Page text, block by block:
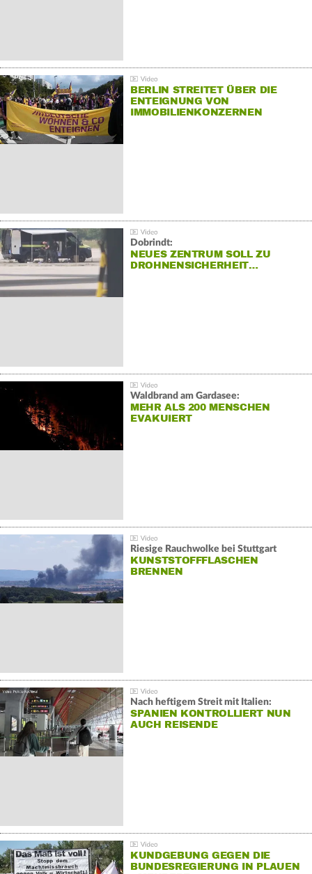
BERLIN STREITET ÜBER DIE
ENTEIGNUNG VON
IMMOBILIENKONZERNEN
Dobrindt:
NEUES ZENTRUM SOLL ZU
DROHNENSICHERHEIT…
Waldbrand am Gardasee:
MEHR ALS 200 MENSCHEN
EVAKUIERT
Riesige Rauchwolke bei Stuttgart
KUNSTSTOFFFLASCHEN
BRENNEN
Nach heftigem Streit mit Italien:
SPANIEN KONTROLLIERT NUN
AUCH REISENDE
KUNDGEBUNG GEGEN DIE
BUNDESREGIERUNG IN PLAUEN